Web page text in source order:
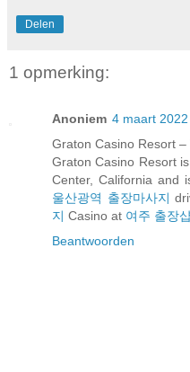
Delen
1 opmerking:
Anoniem 4 maart 2022
Graton Casino Resort
Graton Casino Resort
Center, California and
울산광역 출장마사지
지 Casino at 여주 출장
Beantwoorden